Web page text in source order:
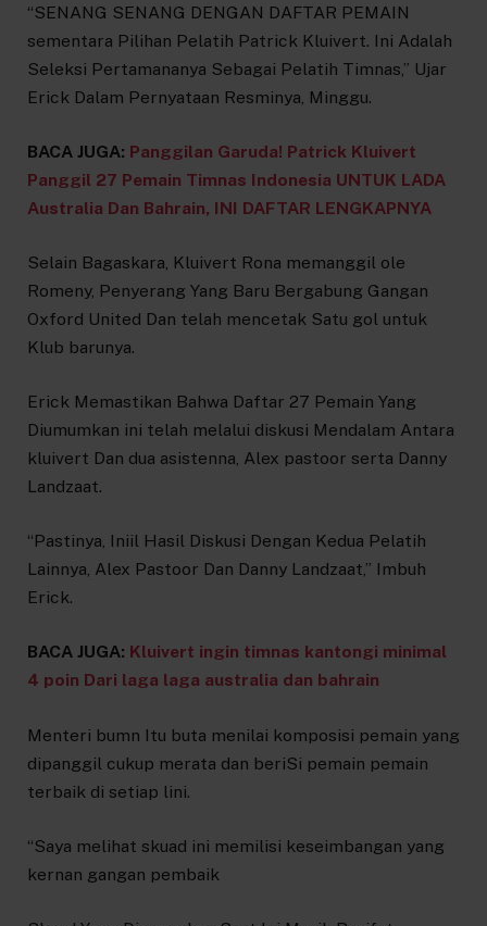
“SENANG SENANG DENGAN DAFTAR PEMAIN
sementara Pilihan Pelatih Patrick Kluivert. Ini Adalah
Seleksi Pertamananya Sebagai Pelatih Timnas,” Ujar
Erick Dalam Pernyataan Resminya, Minggu.
BACA JUGA: Panggilan Garuda! Patrick Kluivert
Panggil 27 Pemain Timnas Indonesia UNTUK LADA
Australia Dan Bahrain, INI DAFTAR LENGKAPNYA
Selain Bagaskara, Kluivert Rona memanggil ole
Romeny, Penyerang Yang Baru Bergabung Gangan
Oxford United Dan telah mencetak Satu gol untuk
Klub barunya.
Erick Memastikan Bahwa Daftar 27 Pemain Yang
Diumumkan ini telah melalui diskusi Mendalam Antara
kluivert Dan dua asistenna, Alex pastoor serta Danny
Landzaat.
“Pastinya, Iniil Hasil Diskusi Dengan Kedua Pelatih
Lainnya, Alex Pastoor Dan Danny Landzaat,” Imbuh
Erick.
BACA JUGA: Kluivert ingin timnas kantongi minimal
4 poin Dari laga laga australia dan bahrain
Menteri bumn Itu buta menilai komposisi pemain yang
dipanggil cukup merata dan beriSi pemain pemain
terbaik di setiap lini.
“Saya melihat skuad ini memilisi keseimbangan yang
kernan gangan pembaik